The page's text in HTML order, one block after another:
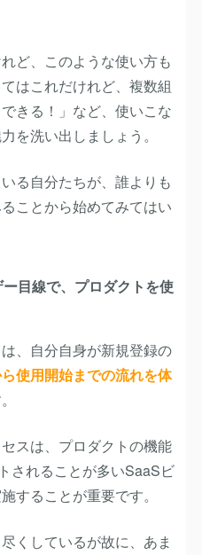
ど、このような使い方も
はこれだけれど、複数組
きる！」など、使いこな
を洗い出しましょう。
る自分たちが、誰よりも
ことから始めてみてはい
目線で、プロダクトを使
、自分自身が新規登録の
使用開始までの流れを体
スは、プロダクトの機能
されることが多いSaaSビ
することが重要です。
くしているが故に、あま